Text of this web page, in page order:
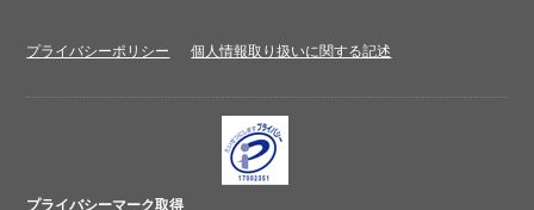
プライバシーポリシー 個人情報取り扱いに関する記述
プライバシーマーク取得